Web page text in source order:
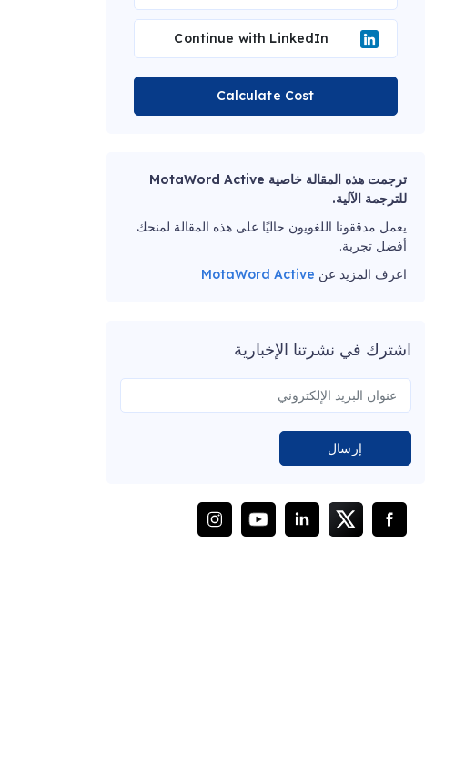
Continue with LinkedIn
Calculate Cost
ترجمت هذه المقالة خاصية MotaWord Active
للترجمة الآلية.
يعمل مدققونا اللغويون حاليًا على هذه المقالة لمنحك
أفضل تجربة.
اعرف المزيد عن MotaWord Active
اشترك في نشرتنا الإخبارية
إرسال